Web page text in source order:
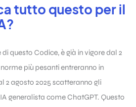
tutto questo per il
di questo Codice, è già in vigore dal 2
più pesanti entreranno in
2 agosto 2025 scatteranno gli
generalista come ChatGPT. Questo